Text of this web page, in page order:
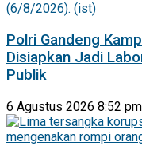
Polri Gandeng
Disiapkan Jadi
Publik
6 Agustus 2026 8:52 pm